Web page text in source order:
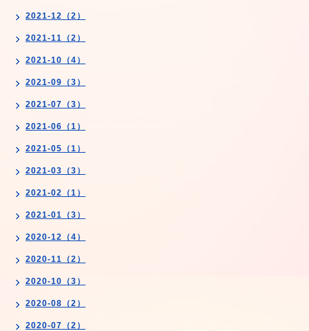
2021-12（2）
2021-11（2）
2021-10（4）
2021-09（3）
2021-07（3）
2021-06（1）
2021-05（1）
2021-03（3）
2021-02（1）
2021-01（3）
2020-12（4）
2020-11（2）
2020-10（3）
2020-08（2）
2020-07（2）